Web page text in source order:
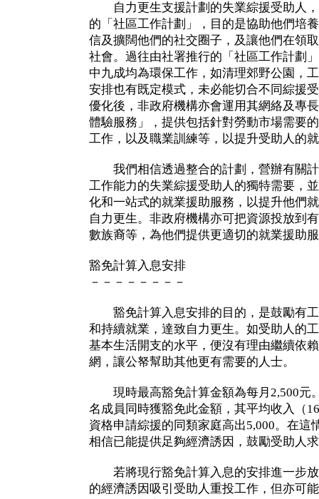
自力更生支援計劃的失業綜援受助人，
的「社區工作計劃」，目的是協助他們培
信及擴闊他們的社交圈子，及讓他們在領
社會。過往由社署推行的「社區工作計劃
中九成均為環保工作，如清理郊野公園，
安排也有既定模式，未必能切合不同綜援
優化後，非政府機構亦會運用其網絡及專
體驗服務」，提供包括針對勞動市場需要
工作，以及職業訓練等，以提升受助人的
我們相信透過整合的計劃，營辦有關計
工作能力的失業綜援受助人的獨特需要，
化和一站式的就業援助服務，以提升他們
自力更生。非政府機構亦可把資源投放到
數族裔等，為他們提供更適切的就業援助
豁免計算入息安排
－－－－－－－－
豁免計算入息安排的目的，是鼓勵有工
和持續就業，達致自力更生。如受助人的
基本生活開支的水平，便沒有理由繼續依
網，讓公帑幫助其他更有需要的人士。
現時最高豁免計算金額為每月2,500元
名成員同時獲豁免此金額，其平均收入（
資格申請綜援的同類家庭高出5,000。在這
相信已能提供足夠經濟誘因，鼓勵受助人
若將現行豁免計算入息的安排進一步放
的經濟誘因吸引受助人重投工作，但亦可